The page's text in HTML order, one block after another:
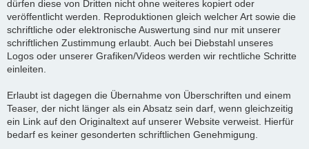
dürfen diese von Dritten nicht ohne weiteres kopiert oder
veröffentlicht werden. Reproduktionen gleich welcher Art sowie die
schriftliche oder elektronische Auswertung sind nur mit unserer
schriftlichen Zustimmung erlaubt. Auch bei Diebstahl unseres
Logos oder unserer Grafiken/Videos werden wir rechtliche Schritte
einleiten.
Erlaubt ist dagegen die Übernahme von Überschriften und einem
Teaser, der nicht länger als ein Absatz sein darf, wenn gleichzeitig
ein Link auf den Originaltext auf unserer Website verweist. Hierfür
bedarf es keiner gesonderten schriftlichen Genehmigung.